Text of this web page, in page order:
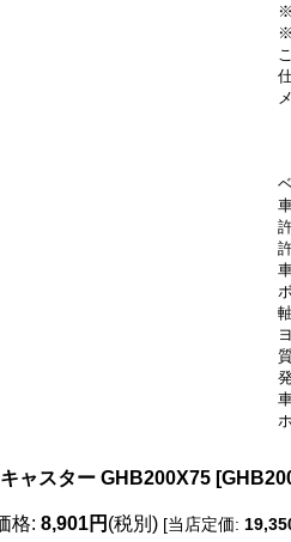
ャスター GHB200X75 [
格: 8,901円 (税別) [当店定価: